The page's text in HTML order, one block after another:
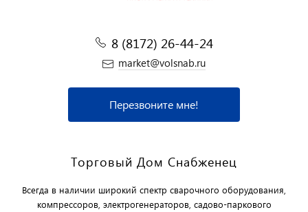
8 (8172) 26-44-24
market@volsnab.ru
Перезвоните мне!
Торговый Дом Снабженец
Всегда в наличии широкий спектр сварочного оборудования,
компрессоров, электрогенераторов, садово-паркового